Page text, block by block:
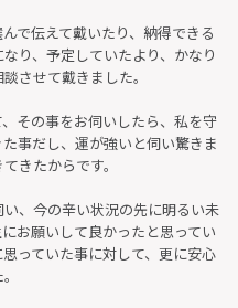
で伝えて戴いたり、納得できる
り、予定していたより、かなり
させて戴きました。
その事をお伺いしたら、私を守
事だし、運が強いと伺い驚きま
きたからです。
、今の辛い状況の先に明るい未
お願いして良かったと思ってい
っていた事に対して、更に安心